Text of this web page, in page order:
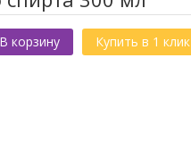
В корзину Купить в 1 клик